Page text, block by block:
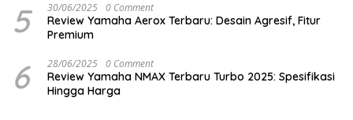
5 30/06/2025 0 Comment
Review Yamaha Aerox Terbaru: Desain Agresif, Fitur
Premium
6 28/06/2025 0 Comment
Review Yamaha NMAX Terbaru Turbo 2025: Spesifikasi
Hingga Harga